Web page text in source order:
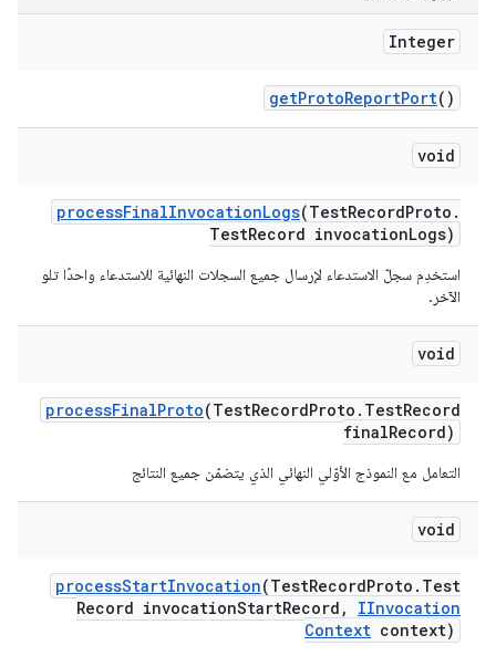
Integer
getProtoReportPort()
void
processFinalInvocationLogs(TestRecordProto .
TestRecord invocationLogs)
استخدِم سجلّ الاستدعاء لإرسال جميع السجلات النهائية للاستدعاء واحدًا تلو
الآخر.
void
processFinalProto(TestRecordProto . TestRecord
finalRecord)
التعامل مع النموذج الأوّلي النهائي الذي يتضمّن جميع النتائج
void
processStartInvocation(TestRecordProto . Test
Record invocationStartRecord ,
IInvocation
Context context)